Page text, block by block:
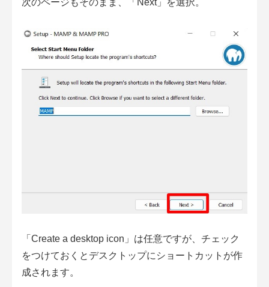
次のページもそのまま、「Next」を選択。
「Create a desktop icon」は任意ですが、チェック
をつけておくとデスクトップにショートカットが作
成されます。